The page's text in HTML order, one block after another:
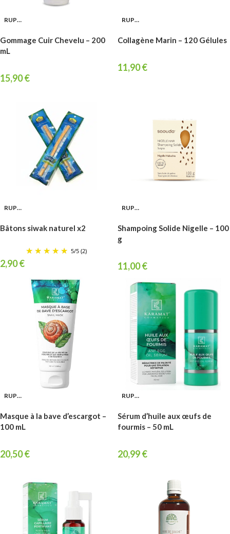
RUPTURE
Gommage Cuir Chevelu – 200
mL
15,90€
RUPTURE
Collagène Marin – 120 Gélules
11,90€
RUPTURE
Bâtons siwak naturel x2
5/5 (2)
2,90€
RUPTURE
Shampoing Solide Nigelle – 100
g
11,00€
RUPTURE
Masque à la bave d’escargot –
100 mL
20,50€
RUPTURE
Sérum d’huile aux œufs de
fourmis – 50 mL
20,99€